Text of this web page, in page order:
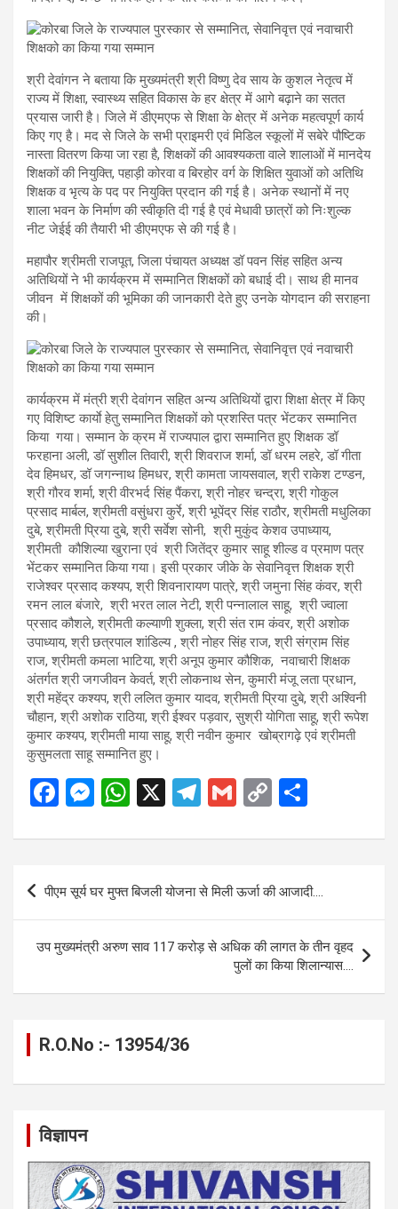
श्री देवांगन ने बताया कि मुख्यमंत्री श्री विष्णु देव साय के कुशल नेतृत्व में
राज्य में शिक्षा, स्वास्थ्य सहित विकास के हर क्षेत्र में आगे बढ़ाने का सतत
प्रयास जारी है। जिले में डीएमएफ से शिक्षा के क्षेत्र में अनेक महत्वपूर्ण कार्य
किए गए है। मद से जिले के सभी प्राइमरी एवं मिडिल स्कूलों में सबेरे पौष्टिक
नास्ता वितरण किया जा रहा है, शिक्षकों की आवश्यकता वाले शालाओं में मानदेय
शिक्षकों की नियुक्ति, पहाड़ी कोरवा व बिरहोर वर्ग के शिक्षित युवाओं को अतिथि
शिक्षक व भृत्य के पद पर नियुक्ति प्रदान की गई है। अनेक स्थानों में नए
शाला भवन के निर्माण की स्वीकृति दी गई है एवं मेधावी छात्रों को निःशुल्क
नीट जेईई की तैयारी भी डीएमएफ से की गई है।
महापौर श्रीमती राजपूत, जिला पंचायत अध्यक्ष डॉ पवन सिंह सहित अन्य
अतिथियों ने भी कार्यक्रम में सम्मानित शिक्षकों को बधाई दी। साथ ही मानव
जीवन में शिक्षकों की भूमिका की जानकारी देते हुए उनके योगदान की सराहना
की।
कार्यक्रम में मंत्री श्री देवांगन सहित अन्य अतिथियों द्वारा शिक्षा क्षेत्र में किए
गए विशिष्ट कार्याे हेतु सम्मानित शिक्षकों को प्रशस्ति पत्र भेंटकर सम्मानित
किया गया। सम्मान के क्रम में राज्यपाल द्वारा सम्मानित हुए शिक्षक डॉ
फरहाना अली, डॉ सुशील तिवारी, श्री शिवराज शर्मा, डॉ धरम लहरे, डॉ गीता
देव हिमधर, डॉ जगन्नाथ हिमधर, श्री कामता जायसवाल, श्री राकेश टण्डन,
श्री गौरव शर्मा, श्री वीरभर्द सिंह पैंकरा, श्री नोहर चन्द्रा, श्री गोकुल
प्रसाद मार्बल, श्रीमती वसुंधरा कुर्रे, श्री भूपेंद्र सिंह राठौर, श्रीमती मधुलिका
दुबे, श्रीमती प्रिया दुबे, श्री सर्वेश सोनी, श्री मुकुंद केशव उपाध्याय,
श्रीमती कौशिल्या खुराना एवं श्री जितेंद्र कुमार साहू शील्ड व प्रमाण पत्र
भेंटकर सम्मानित किया गया। इसी प्रकार जीके के सेवानिवृत्त शिक्षक श्री
राजेश्वर प्रसाद कश्यप, श्री शिवनारायण पात्रे, श्री जमुना सिंह कंवर, श्री
रमन लाल बंजारे, श्री भरत लाल नेटी, श्री पन्नालाल साहू, श्री ज्वाला
प्रसाद कौशले, श्रीमती कल्याणी शुक्ला, श्री संत राम कंवर, श्री अशोक
उपाध्याय, श्री छत्रपाल शांडिल्य , श्री नोहर सिंह राज, श्री संग्राम सिंह
राज, श्रीमती कमला भाटिया, श्री अनूप कुमार कौशिक, नवाचारी शिक्षक
अंतर्गत श्री जगजीवन केवर्त, श्री लोकनाथ सेन, कुमारी मंजू लता प्रधान,
श्री महेंद्र कश्यप, श्री ललित कुमार यादव, श्रीमती प्रिया दुबे, श्री अश्विनी
चौहान, श्री अशोक राठिया, श्री ईश्वर पड़वार, सुश्री योगिता साहू, श्री रूपेश
कुमार कश्यप, श्रीमती माया साहू, श्री नवीन कुमार खोब्रागढ़े एवं श्रीमती
कुसुमलता साहू सम्मानित हुए।
F
ce
o
o
k
M
se
g
er
W
at
s
A
p
p
X
T
e
gr
a
m
G
ail
C
py
Li
n
k
ar
e
Post
navigation
पीएम सूर्य घर मुफ्त बिजली योजना से मिली ऊर्जा की आजादी….
उप मुख्यमंत्री अरुण साव 117 करोड़ से अधिक की लागत के तीन वृहद
पुलों का किया शिलान्यास….
R.O.No :- 13954/36
विज्ञापन